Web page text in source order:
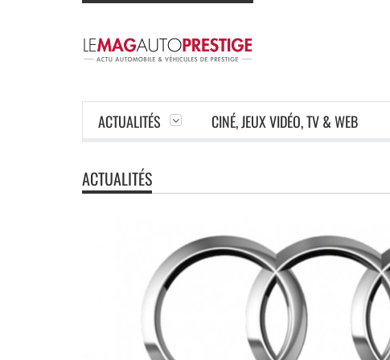
ACTUALITÉS CINÉ, JEUX VIDÉO, TV & WEB
ACTUALITÉS